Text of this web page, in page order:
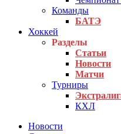
Команды
БАТЭ
Хоккей
Разделы
Статьи
Новости
Матчи
Турниры
КХЛ
Новости